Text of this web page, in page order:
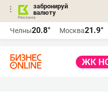
забронируй
валюту
Челны20.8° Москва21.9°